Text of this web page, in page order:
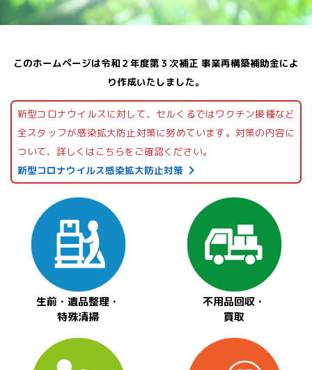
このホームページは令和２年度第３次補正 事業再構築補助金によ
り作成いたしました。
新型コロナウイルスに対して、セルくるではワクチン接種など
全スタッフが感染拡大防止対策に努めています。対策の内容に
ついて、詳しくはこちらをご確認ください。
新型コロナウイルス感染拡大防止対策
生前・遺品整理・
特殊清掃
不用品回収・
買取